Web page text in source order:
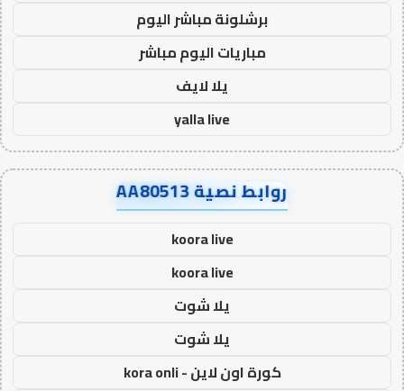
برشلونة مباشر اليوم
مباريات اليوم مباشر
يلا لايف
yalla live
روابط نصية AA80513
koora live
koora live
يلا شوت
يلا شوت
كورة اون لاين - kora onli